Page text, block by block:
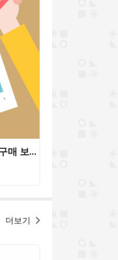
나는 무슨 기분일까? (마음유치원 세트 구매 보너스 자료)
더보기